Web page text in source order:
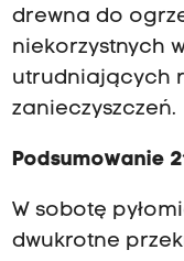
drewna do
niekorzystnych
utrudniających
zanieczyszczeń.
Podsumowanie
W sobotę
dwukrotne